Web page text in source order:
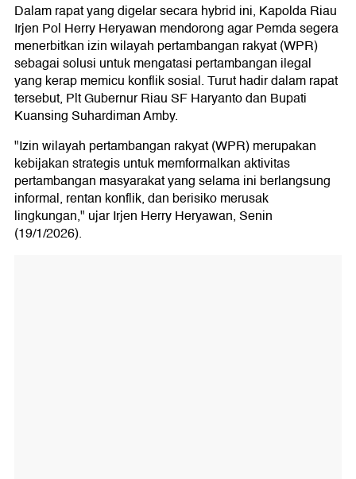
Dalam rapat yang digelar secara hybrid ini, Kapolda Riau
Irjen Pol Herry Heryawan mendorong agar Pemda segera
menerbitkan izin wilayah pertambangan rakyat (WPR)
sebagai solusi untuk mengatasi pertambangan ilegal
yang kerap memicu konflik sosial. Turut hadir dalam rapat
tersebut, Plt Gubernur Riau SF Haryanto dan Bupati
Kuansing Suhardiman Amby.
"Izin wilayah pertambangan rakyat (WPR) merupakan
kebijakan strategis untuk memformalkan aktivitas
pertambangan masyarakat yang selama ini berlangsung
informal, rentan konflik, dan berisiko merusak
lingkungan," ujar Irjen Herry Heryawan, Senin
(19/1/2026).